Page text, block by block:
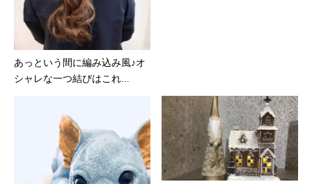
あっという間に編み込み風♪オ
シャレな一つ結びはこれ...